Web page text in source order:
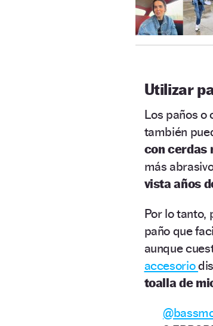
Utilizar
Los paños o
también
con cerdas
más
vista años
Por lo tanto,
paño que
aunque
accesorio
toalla de